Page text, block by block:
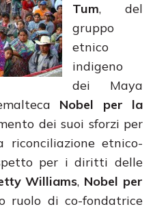
Tum, del
gruppo
etnico
indigeno
dei Maya
Nobel per la
dei suoi sforzi per
etnico-
per i diritti delle
Williams, Nobel per
ruolo di co-fondatrice